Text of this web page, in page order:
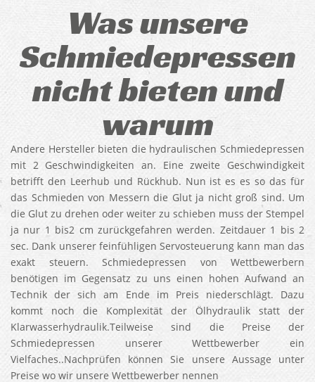
Was unsere
Schmiedepressen
nicht bieten und
warum
Andere Hersteller bieten die hydraulischen Schmiedepressen
mit 2 Geschwindigkeiten an. Eine zweite Geschwindigkeit
betrifft den Leerhub und Rückhub. Nun ist es es so das für
das Schmieden von Messern die Glut ja nicht groß sind. Um
die Glut zu drehen oder weiter zu schieben muss der Stempel
ja nur 1 bis2 cm zurückgefahren werden. Zeitdauer 1 bis 2
sec. Dank unserer feinfühligen Servosteuerung kann man das
exakt steuern. Schmiedepressen von Wettbewerbern
benötigen im Gegensatz zu uns einen hohen Aufwand an
Technik der sich am Ende im Preis niederschlägt. Dazu
kommt noch die Komplexität der Ölhydraulik statt der
Klarwasserhydraulik.Teilweise sind die Preise der
Schmiedepressen unserer Wettbewerber ein
Vielfaches..Nachprüfen können Sie unsere Aussage unter
Preise wo wir unsere Wettbewerber nennen